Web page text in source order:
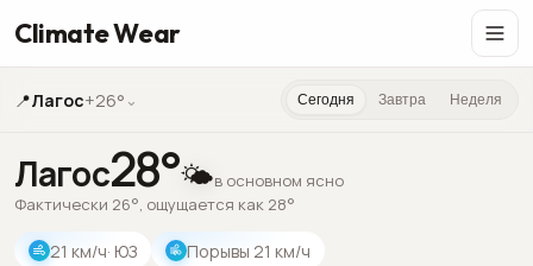
Climate Wear
📍Лагос+26° ⌄ Сегодня Завтра Неделя
Лагос28°🌤️в основном ясно
Фактически 26°, ощущается как 28°
21 км/ч· ЮЗ Порывы 21 км/ч